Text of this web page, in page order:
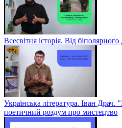
Всесвітня історія. Від
Українська література. Іван
поетичний роздум про мистецтво